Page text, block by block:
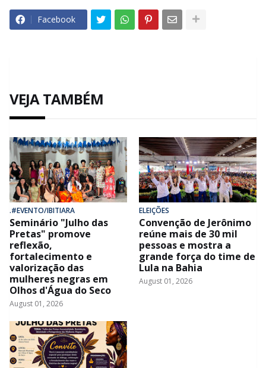
Facebook
VEJA TAMBÉM
.#EVENTO/IBITIARA
Seminário "Julho das
Pretas" promove
reflexão,
fortalecimento e
valorização das
mulheres negras em
Olhos d'Água do Seco
August 01, 2026
ELEIÇÕES
Convenção de Jerônimo
reúne mais de 30 mil
pessoas e mostra a
grande força do time de
Lula na Bahia
August 01, 2026